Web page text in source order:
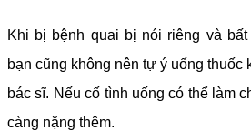
Khi bị bệnh quai bị nói riêng và
bạn cũng không nên tự ý uống thuốc
bác sĩ. Nếu cố tình uống có thể làm
càng nặng thêm.